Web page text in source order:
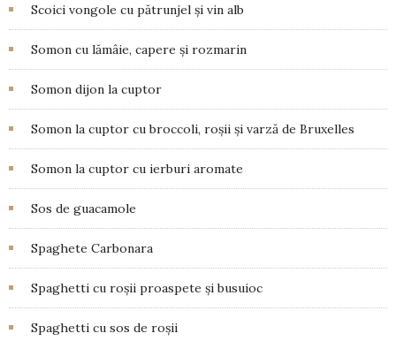
Scoici vongole cu pătrunjel și vin alb
Somon cu lămâie, capere și rozmarin
Somon dijon la cuptor
Somon la cuptor cu broccoli, roșii și varză de Bruxelles
Somon la cuptor cu ierburi aromate
Sos de guacamole
Spaghete Carbonara
Spaghetti cu roșii proaspete și busuioc
Spaghetti cu sos de roșii